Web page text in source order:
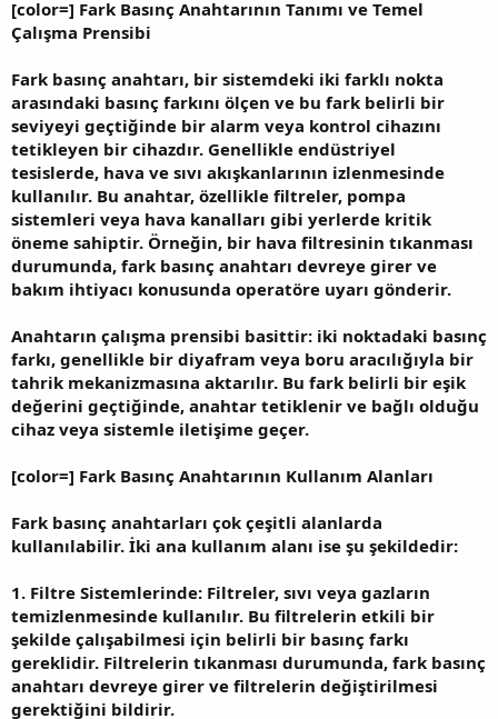
[color=] Fark Basınç Anahtarının Tanımı ve Temel
Çalışma Prensibi
Fark basınç anahtarı, bir sistemdeki iki farklı nokta
arasındaki basınç farkını ölçen ve bu fark belirli bir
seviyeyi geçtiğinde bir alarm veya kontrol cihazını
tetikleyen bir cihazdır. Genellikle endüstriyel
tesislerde, hava ve sıvı akışkanlarının izlenmesinde
kullanılır. Bu anahtar, özellikle filtreler, pompa
sistemleri veya hava kanalları gibi yerlerde kritik
öneme sahiptir. Örneğin, bir hava filtresinin tıkanması
durumunda, fark basınç anahtarı devreye girer ve
bakım ihtiyacı konusunda operatöre uyarı gönderir.
Anahtarın çalışma prensibi basittir: iki noktadaki basınç
farkı, genellikle bir diyafram veya boru aracılığıyla bir
tahrik mekanizmasına aktarılır. Bu fark belirli bir eşik
değerini geçtiğinde, anahtar tetiklenir ve bağlı olduğu
cihaz veya sistemle iletişime geçer.
[color=] Fark Basınç Anahtarının Kullanım Alanları
Fark basınç anahtarları çok çeşitli alanlarda
kullanılabilir. İki ana kullanım alanı ise şu şekildedir:
1. Filtre Sistemlerinde: Filtreler, sıvı veya gazların
temizlenmesinde kullanılır. Bu filtrelerin etkili bir
şekilde çalışabilmesi için belirli bir basınç farkı
gereklidir. Filtrelerin tıkanması durumunda, fark basınç
anahtarı devreye girer ve filtrelerin değiştirilmesi
gerektiğini bildirir.